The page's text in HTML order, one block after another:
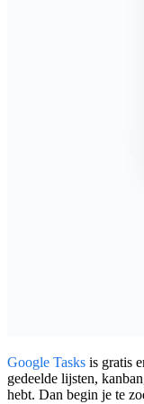
Google Tasks is gratis
gedeelde lijsten,
hebt. Dan begin je te